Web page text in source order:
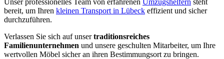
bereit, um Ihren kleinen Transport in Lübeck effizient und sicher
durchzuführen.
Verlassen Sie sich auf unsertraditionsreiches
Familienunternehmen und unsere geschulten Mitarbeiter, um Ihre
wertvollen Möbel sicher an ihren Bestimmungsort zu bringen.